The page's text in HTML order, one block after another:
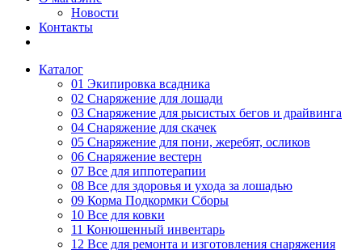
Новости
Контакты
Каталог
01 Экипировка всадника
02 Снаряжение для лошади
03 Снаряжение для рысистых бегов и драйвинга
04 Снаряжение для скачек
05 Снаряжение для пони, жеребят, осликов
06 Снаряжение вестерн
07 Все для иппотерапии
08 Все для здоровья и ухода за лошадью
09 Корма Подкормки Сборы
10 Все для ковки
11 Конюшенный инвентарь
12 Все для ремонта и изготовления снаряжения